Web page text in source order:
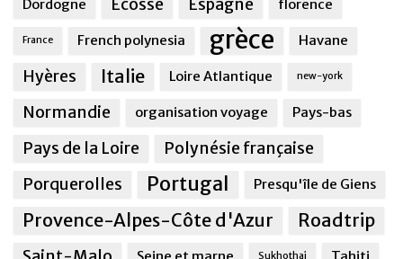
Dordogne Ecosse Espagne florence
France French polynesia grèce Havane
Hyères Italie Loire Atlantique new-york
Normandie organisation voyage Pays-bas
Pays de la Loire
Polynésie française
Porquerolles
Portugal Presqu'île de Giens
Provence-Alpes-Côte d'Azur Roadtrip
Sukhothai